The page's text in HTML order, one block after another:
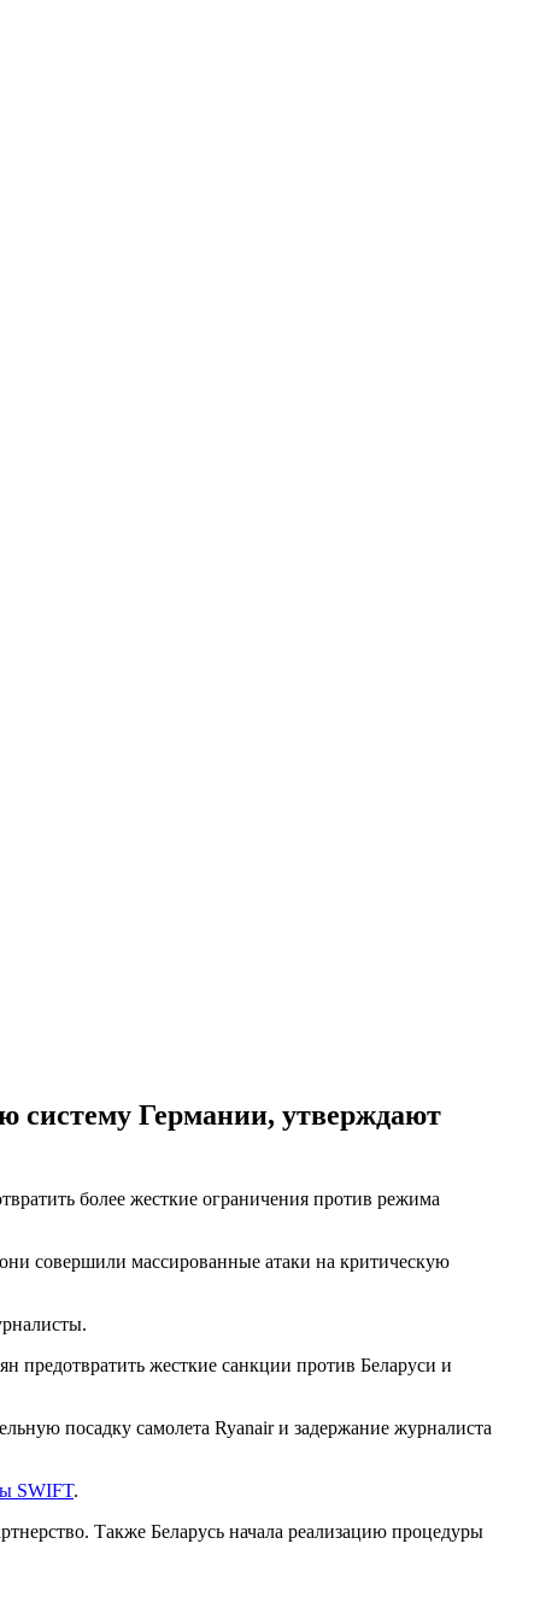
систему Германии, утверждают
более жесткие ограничения против режима
совершили массированные атаки на критическую
предотвратить жесткие санкции против Беларуси и
посадку самолета Ryanair и задержание журналиста
SWIFT.
Также Беларусь начала реализацию процедуры